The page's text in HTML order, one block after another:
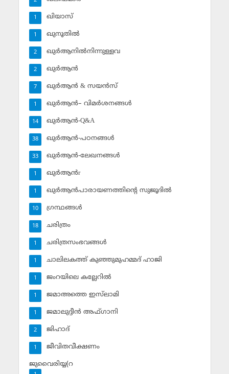
ഖിയാസ്
1
ഖുനൂതില്‍
1
ഖുര്‍ആനില്‍നിന്നുള്ളവ
2
ഖുര്‍ആന്‍
2
ഖുര്‍ആന്‍ & സയന്‍സ്‌
7
ഖുര്‍ആന്‍– വിമര്‍ശനങ്ങള്‍
1
ഖുര്‍ആന്‍-Q&A
14
ഖുര്‍ആന്‍-പഠനങ്ങള്‍
38
ഖുര്‍ആന്‍-ലേഖനങ്ങള്‍
33
ഖുര്‍ആന്‍r
1
ഖുര്‍ആന്‍പാരായണത്തിന്റെ സുജൂദില്‍
1
ഗ്രന്ഥങ്ങള്‍
10
ചരിത്രം
18
ചരിത്രസംഭവങ്ങള്‍
1
ചാലിലകത്ത് കുഞ്ഞുമുഹമ്മദ് ഹാജി
1
ജംറയിലെ കല്ലേറില്‍
1
ജമാഅത്തെ ഇസ്‌ലാമി
1
ജമാലുദ്ദീന്‍ അഫ്ഗാനി
1
ജിഹാദ്‌
2
ജീവിതവീക്ഷണം
1
ജുവൈരിയ്യ(റ